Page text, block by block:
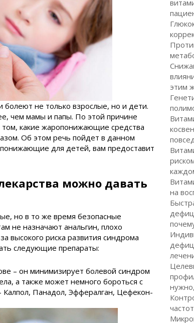
не только взрослые, но и дети.
чем мамы и папы. По этой причине
какие жаропонижающие средства
Об этом речь пойдет в данном
для детей, вам предоставит
можно давать
но в то же время безопасные
не назначают анальгин, плохо
высокого риска развития синдрома
следующие препараты:
– он минимизирует болевой синдром
а также может немного бороться с
Калпол, Панадол, Эффералган, Цефекон-
этим
на